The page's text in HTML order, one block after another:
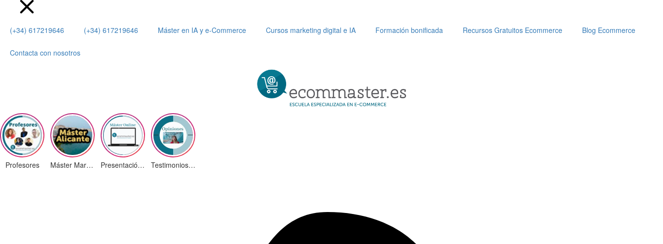
(+34) 617219646 (+34) 617219646 Máster en IA y e-Commerce Cursos marketing digital e IA Formación bonificada Recursos Gratuitos Ecommerce Blog Ecommerce
Contacta con nosotros
Profesores Máster Marketing Digital en Alicante Presentación ¡Nuevas Ediciones! Testimonios Alumnos